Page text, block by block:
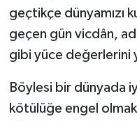
geçtikçe dünyamızı
geçen gün vicdân,
gibi yüce değerlerini
Böylesi bir dünyada
kötülüğe engel